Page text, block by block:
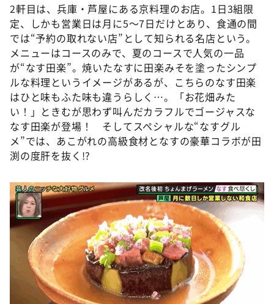
2軒目は、兵庫・芦屋にある京料理のお店。1日3組限
定、しかも営業日は月に5〜7日だけとあり、食通の間
では“予約の取れない店”として知られる名店という。
メニューはコースのみで、夏のコースで人気の一品
が“なす田楽”。焼いたなすに田楽みそを塗ったシンプ
ルな料理というイメージがあるが、こちらのなす田楽
はひと味もふた味も違うらしく…。「お花畑みた
い！」ときむが思わず叫んだカラフルでゴージャスな
なす田楽が登場！ そしてスペシャルな“なすグル
メ”では、あこがれの高級食材となすの豪華コラボが田
渕の度肝を抜く!?